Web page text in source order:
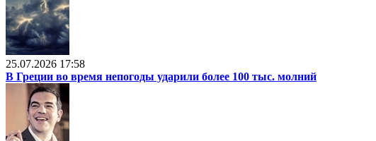
25.07.2026 17:58
В Греции во время непогоды ударили более 100 тыс. молний